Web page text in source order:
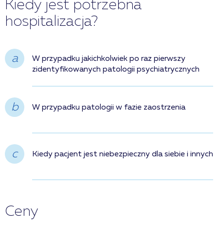
Kiedy jest potrzebna
hospitalizacja?
a
W przypadku jakichkolwiek po raz pierwszy
zidentyfikowanych patologii psychiatrycznych
b W przypadku patologii w fazie zaostrzenia
c Kiedy pacjent jest niebezpieczny dla siebie i innych
Ceny